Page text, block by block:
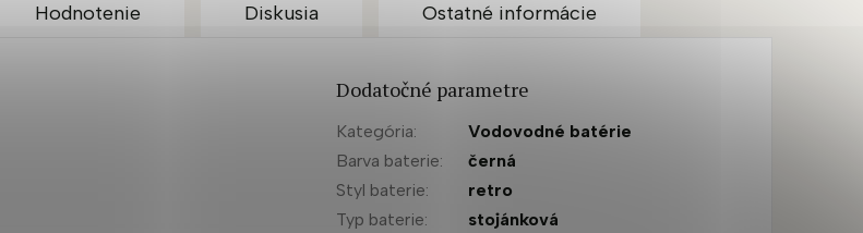
Hodnotenie Diskusia Ostatné informácie
Dodatočné parametre
Kategória:
Vodovodné batérie
Barva baterie:
černá
Styl baterie:
retro
Typ baterie:
stojánková